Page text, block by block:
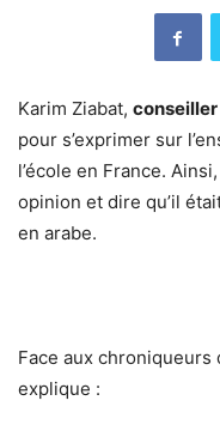
Karim Ziabat,
pour s’exprimer sur
l’école en France.
opinion et dire qu’il
en arabe.
Face aux
explique :